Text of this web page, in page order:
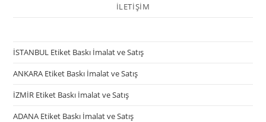
İLETİŞİM
İSTANBUL Etiket Baskı İmalat ve Satış
ANKARA Etiket Baskı İmalat ve Satış
İZMİR Etiket Baskı İmalat ve Satış
ADANA Etiket Baskı İmalat ve Satış